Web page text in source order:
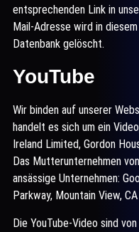
entsprechenden Link in
Mail-Adresse wird in
Datenbank gelöscht.
YouTube
Wir binden auf unserer
handelt es sich um ein
Ireland Limited, Gordon
Das Mutterunternehmen
ansässige Unternehmen:
Parkway, Mountain View,
Die YouTube-Video sind